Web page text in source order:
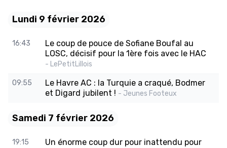
Lundi 9 février 2026
16:43
Le coup de pouce de Sofiane Boufal au
LOSC, décisif pour la 1ère fois avec le HAC
- LePetitLillois
09:55
Le Havre AC : la Turquie a craqué, Bodmer
et Digard jubilent ! - Jeunes Footeux
Samedi 7 février 2026
19:15
Un énorme coup dur pour inattendu pour